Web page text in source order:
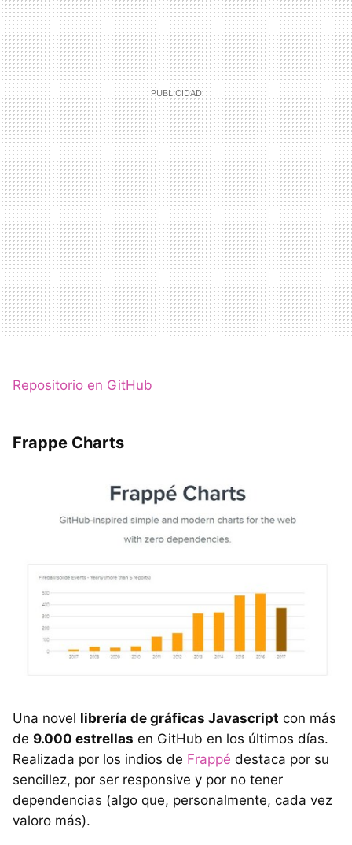
Repositorio en GitHub
Frappe Charts
Una novel librería de gráficas Javascript con más
de 9.000 estrellas en GitHub en los últimos días.
Realizada por los indios de Frappé destaca por su
sencillez, por ser responsive y por no tener
dependencias (algo que, personalmente, cada vez
valoro más).